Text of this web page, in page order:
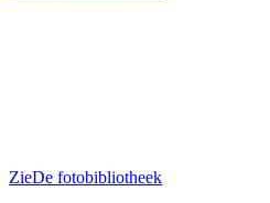
ZieDe fotobibliotheek